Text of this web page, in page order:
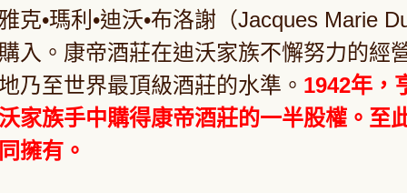
克•瑪利•迪沃•布洛謝（Jacques Marie
入。康帝酒莊在迪沃家族不懈努力的經
乃至世界最頂級酒莊的水準。 1942年，
家族手中購得康帝酒莊的一半股權。至
擁有。